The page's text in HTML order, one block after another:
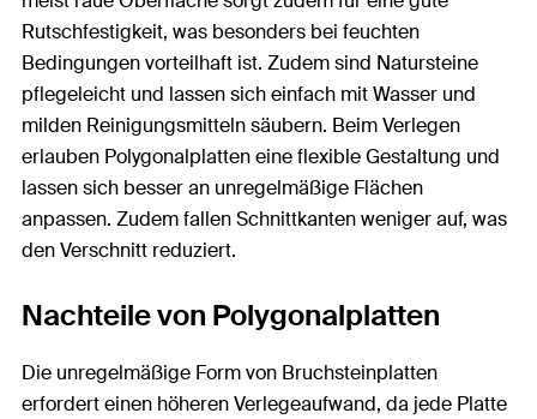
Rutschfestigkeit, was besonders bei feuchten
Bedingungen vorteilhaft ist. Zudem sind Natursteine
pflegeleicht und lassen sich einfach mit Wasser und
milden Reinigungsmitteln säubern. Beim Verlegen
erlauben Polygonalplatten eine flexible Gestaltung und
lassen sich besser an unregelmäßige Flächen
anpassen. Zudem fallen Schnittkanten weniger auf, was
den Verschnitt reduziert.
Nachteile von Polygonalplatten
Die unregelmäßige Form von Bruchsteinplatten
erfordert einen höheren Verlegeaufwand, da jede Platte